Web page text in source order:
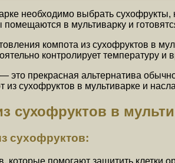
необходимо выбрать
в мультиварку и
компота из сухофруктов в
контролирует температуру
это прекрасная альтернатива
из сухофруктов в мультиварке и
сухофруктов в
сухофруктов:
которые помогают защитить